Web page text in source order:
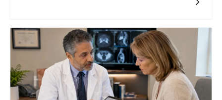
tym oznaczenia markerów nowotworowych w krwi, które mogą
wskazywać na obecność choroby. W Warszawie, dzięki
postępowi w dziedzinie genetyki, coraz częściej stosuje się
również badania molekularne, które identyfikują mutacje
genów związanych z nowotworami, co pozwala na bardziej
spersonalizowane podejście do leczenia. Kluczowe jest
zrozumienie, że wczesne wykrycie choroby zwiększa szanse na
skuteczne leczenie oraz poprawia komfort życia pacjentów.